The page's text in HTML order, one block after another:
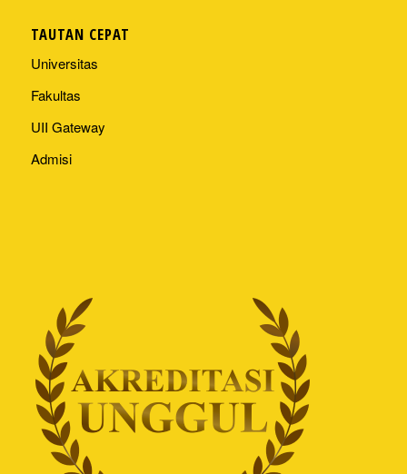
TAUTAN CEPAT
Universitas
Fakultas
UII Gateway
Admisi